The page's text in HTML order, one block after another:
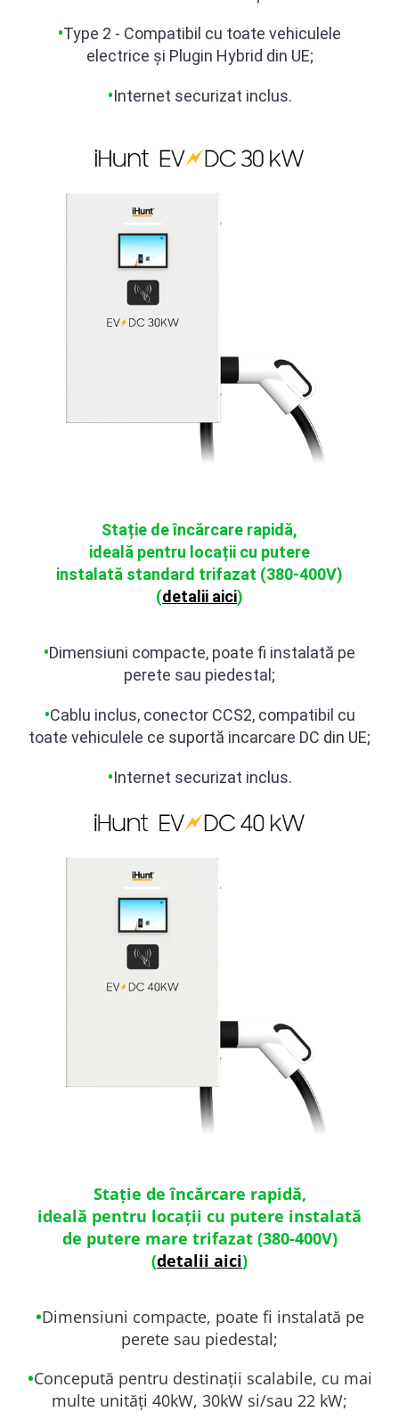
•Type 2 - Compatibil cu toate vehiculele
electrice și Plugin Hybrid din UE;
•Internet securizat inclus.
Stație de încărcare rapidă,
ideală pentru locații cu putere
instalată standard trifazat (380-400V)
(detalii aici)
•Dimensiuni compacte, poate fi instalată pe
perete sau piedestal;
•Cablu inclus, conector CCS2, compatibil cu
toate vehiculele ce suportă incarcare DC din UE;
•Internet securizat inclus.
Stație de încărcare rapidă,
ideală pentru locații cu putere instalată
de putere mare trifazat (380-400V)
(detalii aici)
•Dimensiuni compacte, poate fi instalată pe
perete sau piedestal;
•Concepută pentru destinaţii scalabile, cu mai
multe unităţi 40kW, 30kW si/sau 22 kW;